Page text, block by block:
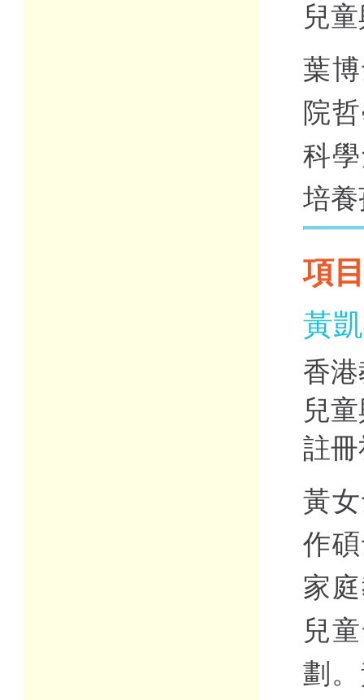
兒
葉
院
科
培
項
黃
香
兒
註
黃
作
家
兒
劃